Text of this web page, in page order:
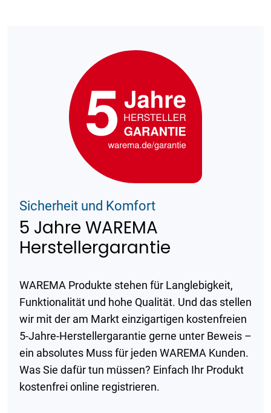
Sicherheit und Komfort
5 Jahre WAREMA
Herstellergarantie
WAREMA Produkte stehen für Langlebigkeit,
Funktionalität und hohe Qualität. Und das stellen
wir mit der am Markt einzigartigen kostenfreien
5-Jahre-Herstellergarantie gerne unter Beweis –
ein absolutes Muss für jeden WAREMA Kunden.
Was Sie dafür tun müssen? Einfach Ihr Produkt
kostenfrei online registrieren.